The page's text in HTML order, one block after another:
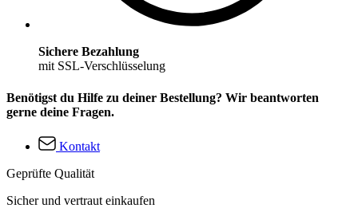
Sichere Bezahlung
mit SSL-Verschlüsselung
Benötigst du Hilfe zu deiner Bestellung? Wir beantworten
gerne deine Fragen.
Kontakt
Geprüfte Qualität
Sicher und vertraut einkaufen